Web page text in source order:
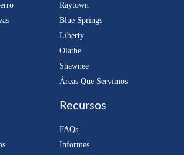
Raytown
Blue Springs
Liberty
Olathe
Shawnee
Áreas Que Servimos
Recursos
FAQs
Informes